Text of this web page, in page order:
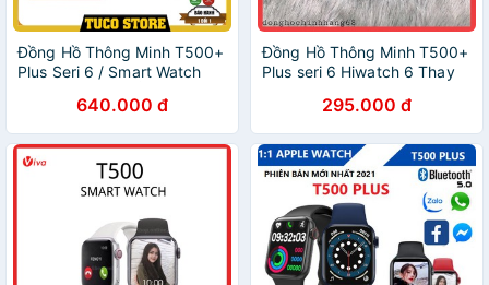
Đồng Hồ Thông Minh T500+
Plus Seri 6 / Smart Watch
Gọi Kết Nối Bluetooth 5.0 BH
12 Tháng
640.000 đ
Đồng Hồ Thông Minh T500+
Plus seri 6 Hiwatch 6 Thay
bluetooth 5.0 44mm Cực
Chất
295.000 đ